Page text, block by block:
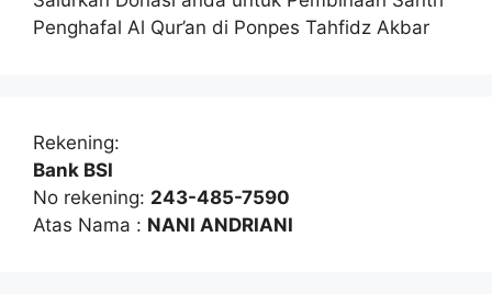
Penghafal Al Qur’an di Ponpes Tahfidz Akbar
Rekening:
Bank BSI
No rekening: 243-485-7590
Atas Nama : NANI ANDRIANI